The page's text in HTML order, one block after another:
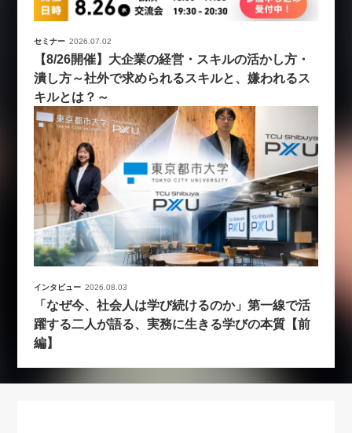
セミナー 2026.07.02
【8/26開催】大企業の経営・スキルの活かし方・
潰し方～社外で求められるスキルと、嫌われるス
キルとは？～
インタビュー 2026.08.03
「なぜ今、社会人は学び続けるのか」第一線で活
躍する二人が語る、実務に生きる学びの本質【前
編】